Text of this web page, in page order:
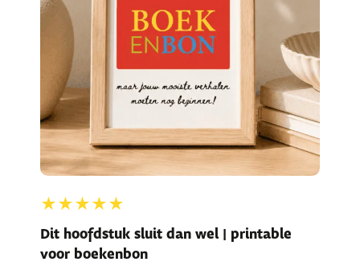
★★★★★
Dit hoofdstuk sluit dan wel | printable
voor boekenbon